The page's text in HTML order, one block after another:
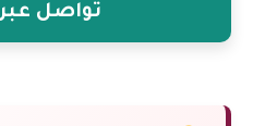
تواصل